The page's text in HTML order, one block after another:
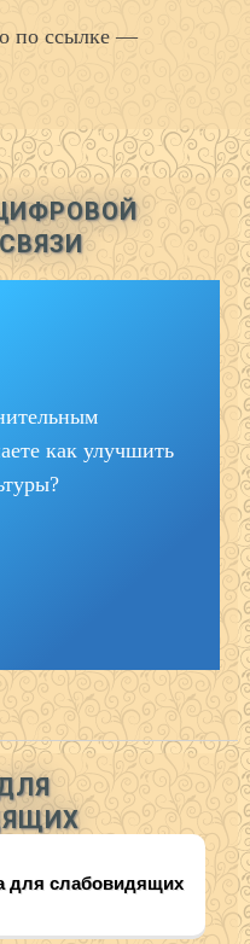
по ссылке —
как улучшить
для слабовидящих